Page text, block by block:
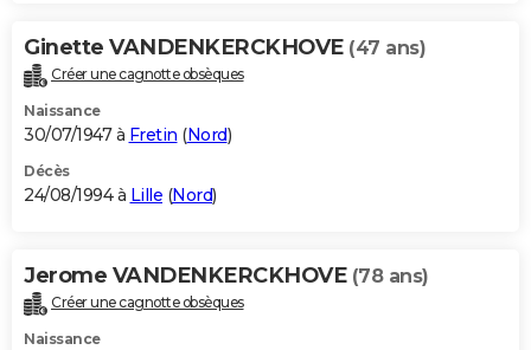
Ginette VANDENKERCKHOVE (47 ans)
Créer une cagnotte obsèques
Naissance
30/07/1947 à Fretin (Nord)
Décès
24/08/1994 à Lille (Nord)
Jerome VANDENKERCKHOVE (78 ans)
Créer une cagnotte obsèques
Naissance